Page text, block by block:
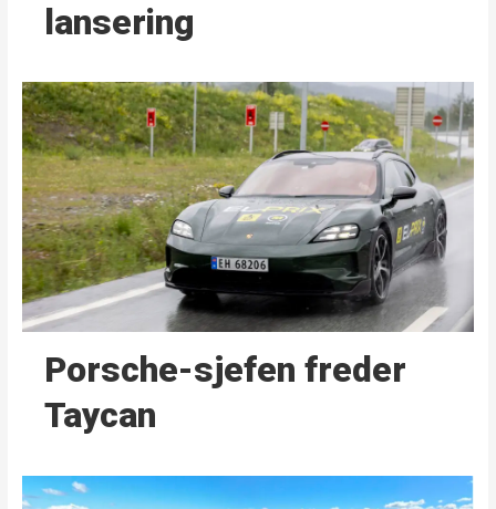
lansering
Porsche-sjefen freder
Taycan